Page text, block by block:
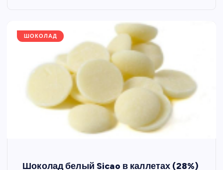
ШОКОЛАД
Шоколад белый Sicao в каллетах (28%)